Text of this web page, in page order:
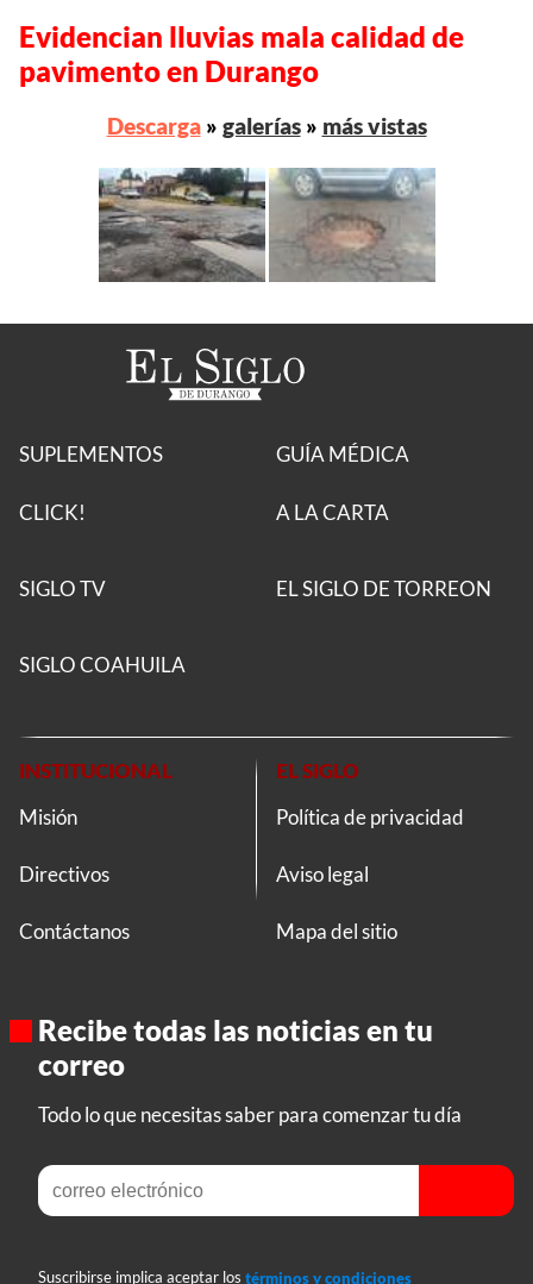
Evidencian lluvias mala calidad de
pavimento en Durango
Descarga» galerías» más vistas
SUPLEMENTOS
CLICK!
GUÍA MÉDICA
A LA CARTA
SIGLO TV EL SIGLO DE TORREON
SIGLO COAHUILA
INSTITUCIONAL
Misión
Directivos
Contáctanos
EL SIGLO
Política de privacidad
Aviso legal
Mapa del sitio
Recibe todas las noticias en tu
correo
Todo lo que necesitas saber para comenzar tu día
Suscribirse implica aceptar los términos y condiciones